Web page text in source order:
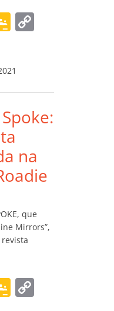
G
gl
e
Cl
a
ss
ro
m
Li
n
na
que
Mirrors”,
G